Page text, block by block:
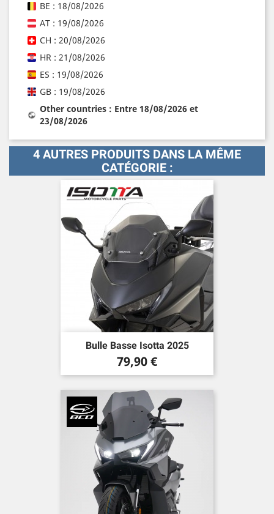
BE : 18/08/2026
AT : 19/08/2026
CH : 20/08/2026
HR : 21/08/2026
ES : 19/08/2026
GB : 19/08/2026
Other countries : Entre 18/08/2026 et
23/08/2026
4 AUTRES PRODUITS DANS LA MÊME
CATÉGORIE :
Bulle Basse Isotta 2025
Prix
79,90 €